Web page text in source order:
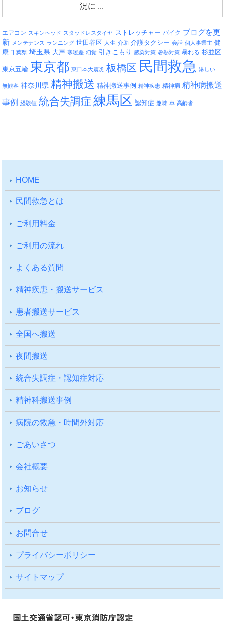
況に ...
エアコン スキンヘッド スタッドレスタイヤ ストレッチャー バイク ブログを更
新 メンテナンス ランニング 世田谷区 人生 介助 介護タクシー 会話 個人事業主 健
康 千葉県 埼玉県 大声 寒暖差 幻覚 引きこもり 感染対策 暑熱対策 暴れる 杉並区
東京五輪 東京都 東日本大震災 板橋区 民間救急 淋しい
無観客 神奈川県 精神搬送 精神搬送事例 精神疾患 精神病 精神病搬送
事例
経験値 統合失調症 練馬区 認知症 趣味 車 高齢者
HOME
⺠間救急とは
ご利⽤料⾦
ご利⽤の流れ
よくある質問
精神疾患・搬送サービス
患者搬送サービス
全国へ搬送
夜間搬送
統合失調症・認知症対応
精神科搬送事例
病院の救急・時間外対応
ごあいさつ
会社概要
お知らせ
ブログ
お問合せ
プライバシーポリシー
サイトマップ